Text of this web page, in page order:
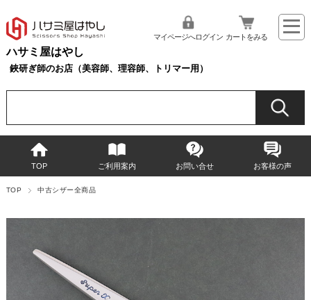
ハサミ屋はやし
鋏研ぎ師のお店（美容師、理容師、トリマー用）
マイページへログイン カートをみる
TOP ご利用案内 お問い合せ お客様の声
TOP 中古シザー全商品